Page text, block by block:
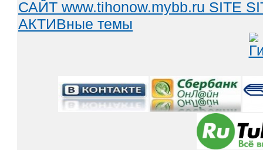
САЙТ www.tihonow.mybb.ru SITE
АКТИВные темы